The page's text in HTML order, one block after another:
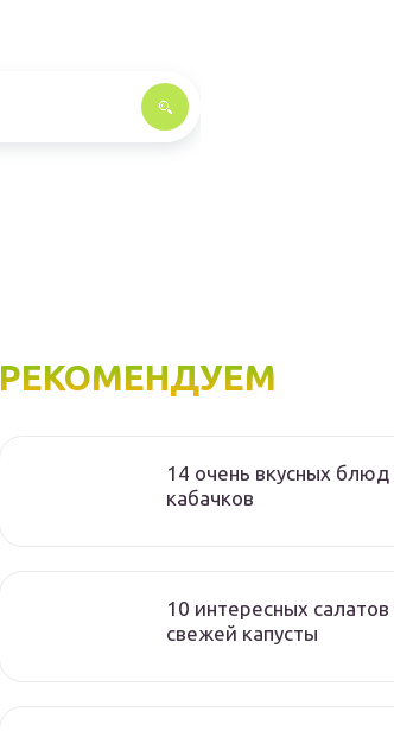
РЕКОМЕНДУЕМ
14 очень вкусных блюд
кабачков
10 интересных салатов
свежей капусты